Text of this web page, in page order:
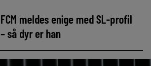
FCM meldes enige med SL-profil
– så dyr er han